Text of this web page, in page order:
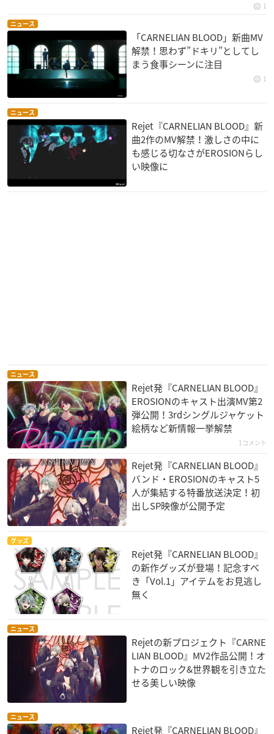
1
ニュース
「CARNELIAN BLOOD」新曲MV
解禁！思わず”ドキリ”としてし
まう食事シーンに注目
1
ニュース
Rejet『CARNELIAN BLOOD』新
曲2作のMV解禁！激しさの中に
も感じる切なさがEROSIONらし
い映像に
ニュース
Rejet発『CARNELIAN BLOOD』
EROSIONのキャスト出演MV第2
弾公開！3rdシングルジャケット
絵柄など新情報一挙解禁
1コメント
Rejet発『CARNELIAN BLOOD』
バンド・EROSIONのキャスト5
人が集結する特番放送決定！初
出しSP映像が公開予定
グッズ
Rejet発『CARNELIAN BLOOD』
の新作グッズが登場！記念すべ
き「Vol.1」アイテムをお見逃し
無く
ニュース
Rejetの新プロジェクト『CARNE
LIAN BLOOD』MV2作品公開！オ
トナのロック&世界観を引き立た
せる美しい映像
ニュース
Rejet発『CARNELIAN BLOOD』